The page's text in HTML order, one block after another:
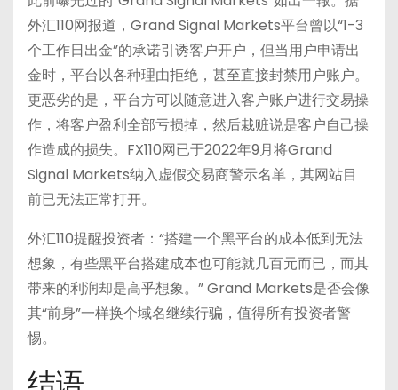
外汇110网报道，Grand Signal Markets平台曾以“1-3
个工作日出金”的承诺引诱客户开户，但当用户申请出
金时，平台以各种理由拒绝，甚至直接封禁用户账户。
更恶劣的是，平台方可以随意进入客户账户进行交易操
作，将客户盈利全部亏损掉，然后栽赃说是客户自己操
作造成的损失。FX110网已于2022年9月将Grand
Signal Markets纳入虚假交易商警示名单，其网站目
前已无法正常打开。
外汇110提醒投资者：“搭建一个黑平台的成本低到无法
想象，有些黑平台搭建成本也可能就几百元而已，而其
带来的利润却是高乎想象。”Grand Markets是否会像
其“前身”一样换个域名继续行骗，值得所有投资者警
惕。